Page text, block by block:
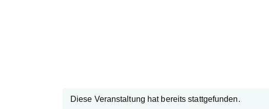
Diese Veranstaltung hat bereits stattgefunden.